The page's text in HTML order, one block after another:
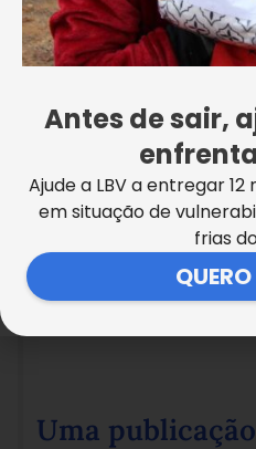
Ver essa foto no
Uma
Antes de sair,
Ajude a LBV a entregar
em situação de
frias